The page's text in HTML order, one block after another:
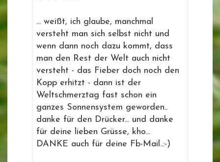
... weißt, ich glaube, manchmal
versteht man sich selbst nicht und
wenn dann noch dazu kommt, dass
man den Rest der Welt auch nicht
versteht - das Fieber doch noch den
Kopp erhitzt - dann ist der
Weltschmerztag fast schon ein
ganzes Sonnensystem geworden..
danke für den Drücker... und danke
für deine lieben Grüsse, kho...
DANKE auch für deine Fb-Mail..:-)